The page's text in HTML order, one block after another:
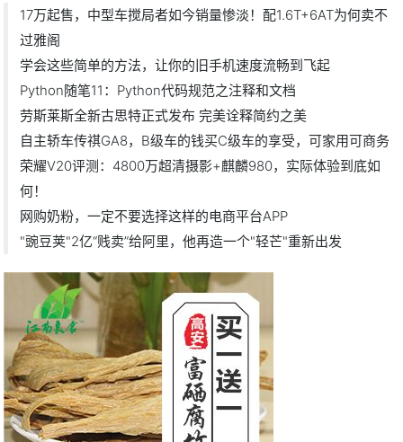
17万起售，中型车搅局者如今销量惨淡！配1.6T+6AT为何卖不
过雅阁
学会这些简单的方法，让你的旧手机速度流畅到飞起
Python随笔11：Python代码规范之注释和文档
劳斯莱斯全新古思特正式发布 完美诠释简约之美
自主轿车传祺GA8，B级车的钱买C级车的享受，可家用可商务
荣耀V20评测：4800万超清摄影+麒麟980，实际体验到底如
何！
网购奶粉，一定不要选择这样的电商平台APP
"豌豆荚"2亿“贱卖”给阿里，他再造一个"轻芒"重新出发